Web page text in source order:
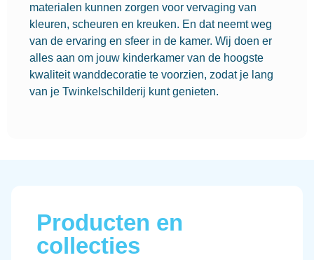
materialen kunnen zorgen voor vervaging van
kleuren, scheuren en kreuken. En dat neemt weg
van de ervaring en sfeer in de kamer. Wij doen er
alles aan om jouw kinderkamer van de hoogste
kwaliteit wanddecoratie te voorzien, zodat je lang
van je Twinkelschilderij kunt genieten.
Producten en
collecties